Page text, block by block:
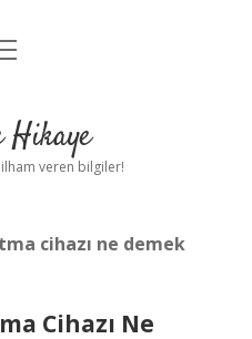
Hikaye
veren bilgiler!
cihazı ne demek
Cihazı Ne